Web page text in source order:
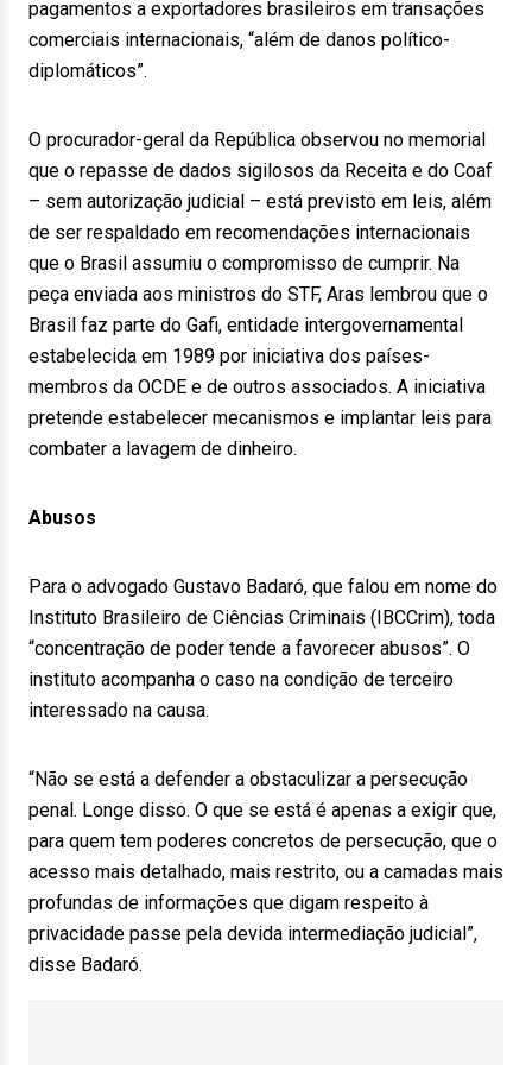
pagamentos a exportadores brasileiros em transações
comerciais internacionais, “além de danos político-
diplomáticos”.
O procurador-geral da República observou no memorial
que o repasse de dados sigilosos da Receita e do Coaf
– sem autorização judicial – está previsto em leis, além
de ser respaldado em recomendações internacionais
que o Brasil assumiu o compromisso de cumprir. Na
peça enviada aos ministros do STF, Aras lembrou que o
Brasil faz parte do Gafi, entidade intergovernamental
estabelecida em 1989 por iniciativa dos países-
membros da OCDE e de outros associados. A iniciativa
pretende estabelecer mecanismos e implantar leis para
combater a lavagem de dinheiro.
Abusos
Para o advogado Gustavo Badaró, que falou em nome do
Instituto Brasileiro de Ciências Criminais (IBCCrim), toda
“concentração de poder tende a favorecer abusos”. O
instituto acompanha o caso na condição de terceiro
interessado na causa.
“Não se está a defender a obstaculizar a persecução
penal. Longe disso. O que se está é apenas a exigir que,
para quem tem poderes concretos de persecução, que o
acesso mais detalhado, mais restrito, ou a camadas mais
profundas de informações que digam respeito à
privacidade passe pela devida intermediação judicial”,
disse Badaró.